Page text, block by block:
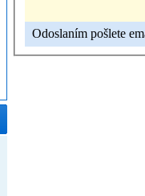
Odoslaním pošlete